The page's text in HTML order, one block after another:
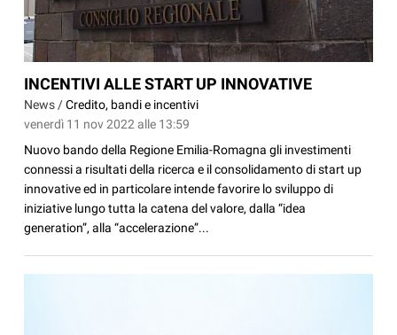
INCENTIVI ALLE START UP INNOVATIVE
News /Credito, bandi e incentivi
venerdì 11 nov 2022 alle 13:59
Nuovo bando della Regione Emilia-Romagna gli investimenti
connessi a risultati della ricerca e il consolidamento di start up
innovative ed in particolare intende favorire lo sviluppo di
iniziative lungo tutta la catena del valore, dalla “idea
generation”, alla “accelerazione”...